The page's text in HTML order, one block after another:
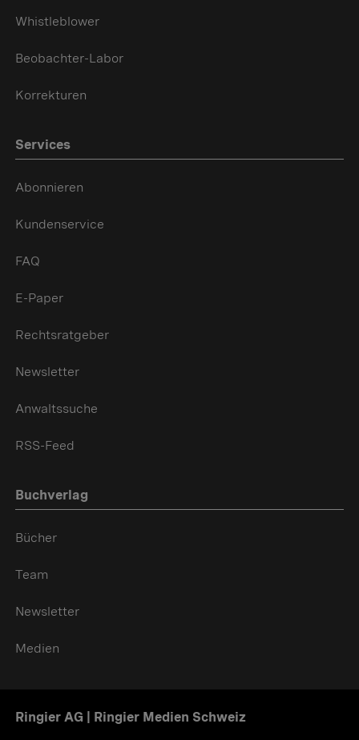
Whistleblower
Beobachter-Labor
Korrekturen
Services
Abonnieren
Kundenservice
FAQ
E-Paper
Rechtsratgeber
Newsletter
Anwaltssuche
RSS-Feed
Buchverlag
Bücher
Team
Newsletter
Medien
Ringier AG | Ringier Medien Schweiz